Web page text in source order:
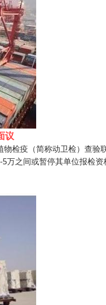
议
检疫（简称动卫检）查
万之间或暂停其单位报检